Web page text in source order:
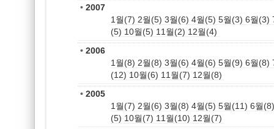
• 2007
1월(7) 2월(5) 3월(6) 4월(5) 5월(3) 6월(3)
(5) 10월(5) 11월(2) 12월(4)
• 2006
1월(8) 2월(8) 3월(6) 4월(6) 5월(9) 6월(8)
(12) 10월(6) 11월(7) 12월(8)
• 2005
1월(7) 2월(6) 3월(8) 4월(5) 5월(11) 6월(8)
(5) 10월(7) 11월(10) 12월(7)